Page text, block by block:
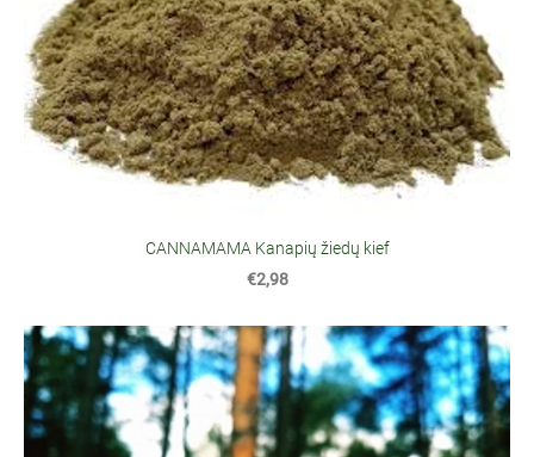
CANNAMAMA Kanapių žiedų kief
€2,98